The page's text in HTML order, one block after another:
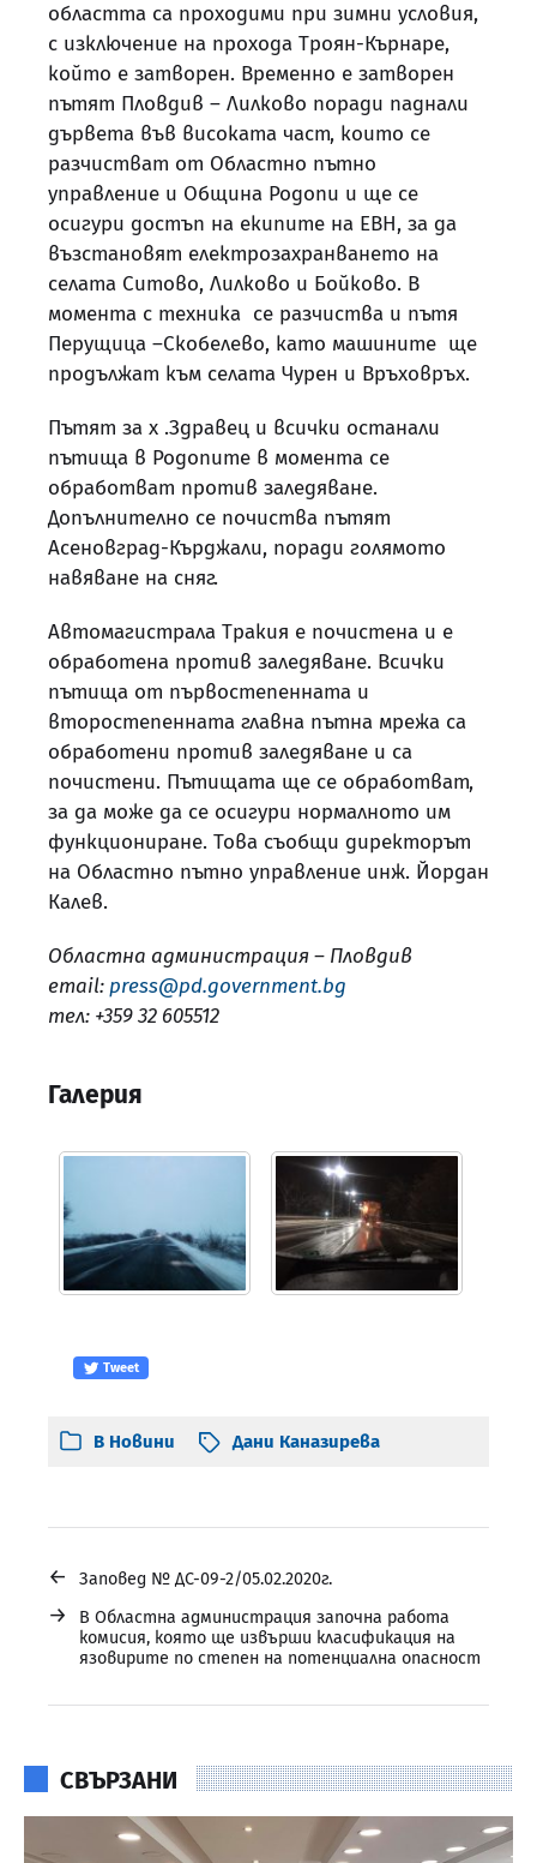
областта са проходими при зимни условия,
с изключение на прохода Троян-Кърнаре,
който е затворен. Временно е затворен
пътят Пловдив – Лилково поради паднали
дървета във високата част, които се
разчистват от Областно пътно
управление и Община Родопи и ще се
осигури достъп на екипите на ЕВН, за да
възстановят електрозахранването на
селата Ситово, Лилково и Бойково. В
момента с техника се разчиства и пътя
Перущица –Скобелево, като машините ще
продължат към селата Чурен и Връховръх.
Пътят за х .Здравец и всички останали
пътища в Родопите в момента се
обработват против заледяване.
Допълнително се почиства пътят
Асеновград-Кърджали, поради голямото
навяване на сняг.
Автомагистрала Тракия е почистена и е
обработена против заледяване. Всички
пътища от първостепенната и
второстепенната главна пътна мрежа са
обработени против заледяване и са
почистени. Пътищата ще се обработват,
за да може да се осигури нормалното им
функциониране. Това съобщи директорът
на Областно пътно управление инж. Йордан
Калев.
Областна администрация – Пловдив
email: press@pd.government.bg
тел: +359 32 605512
Галерия
Tweet
В Новини Дани Каназирева
← Заповед № ДС-09-2/05.02.2020г.
→
В Областна администрация започна работа
комисия, която ще извърши класификация на
язовирите по степен на потенциална опасност
СВЪРЗАНИ